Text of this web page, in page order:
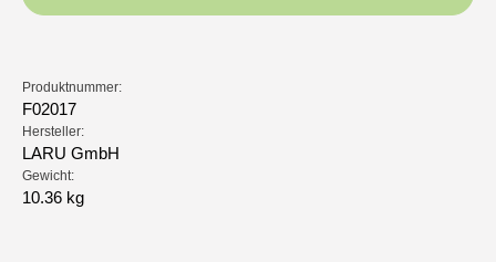
Produktnummer:
F02017
Hersteller:
LARU GmbH
Gewicht:
10.36 kg